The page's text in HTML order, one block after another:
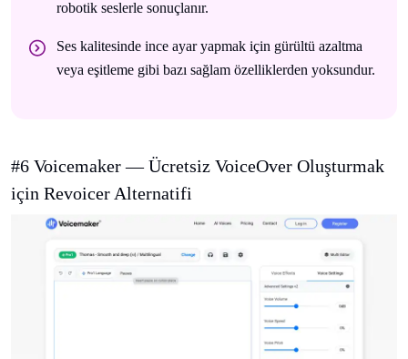
robotik seslerle sonuçlanır.
Ses kalitesinde ince ayar yapmak için gürültü azaltma
veya eşitleme gibi bazı sağlam özelliklerden yoksundur.
#6 Voicemaker — Ücretsiz VoiceOver Oluşturmak
için Revoicer Alternatifi